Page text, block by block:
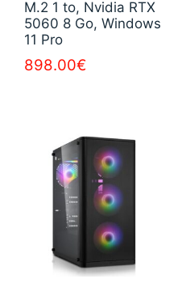
M.2 1 to, Nvidia RTX
5060 8 Go, Windows
11 Pro
898.00€